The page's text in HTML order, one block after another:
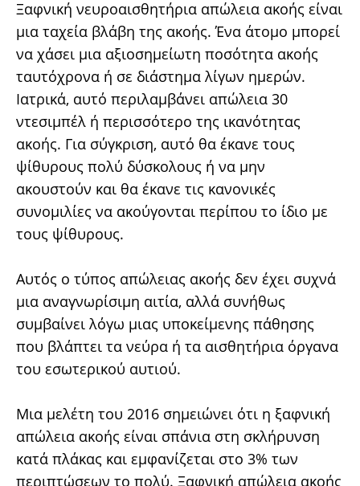
Ξαφνική νευροαισθητήρια απώλεια ακοής είναι
μια ταχεία βλάβη της ακοής. Ένα άτομο μπορεί
να χάσει μια αξιοσημείωτη ποσότητα ακοής
ταυτόχρονα ή σε διάστημα λίγων ημερών.
Ιατρικά, αυτό περιλαμβάνει απώλεια 30
ντεσιμπέλ ή περισσότερο της ικανότητας
ακοής. Για σύγκριση, αυτό θα έκανε τους
ψίθυρους πολύ δύσκολους ή να μην
ακουστούν και θα έκανε τις κανονικές
συνομιλίες να ακούγονται περίπου το ίδιο με
τους ψίθυρους.
Αυτός ο τύπος απώλειας ακοής δεν έχει συχνά
μια αναγνωρίσιμη αιτία, αλλά συνήθως
συμβαίνει λόγω μιας υποκείμενης πάθησης
που βλάπτει τα νεύρα ή τα αισθητήρια όργανα
του εσωτερικού αυτιού.
Μια μελέτη του 2016 σημειώνει ότι η ξαφνική
απώλεια ακοής είναι σπάνια στη σκλήρυνση
κατά πλάκας και εμφανίζεται στο 3% των
περιπτώσεων το πολύ. Ξαφνική απώλεια ακοής